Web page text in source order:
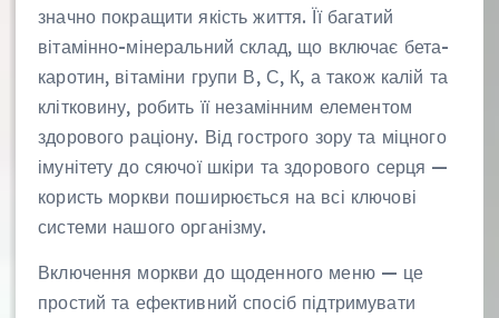
значно покращити якість життя. Її багатий
вітамінно-мінеральний склад, що включає бета-
каротин, вітаміни групи В, С, К, а також калій та
клітковину, робить її незамінним елементом
здорового раціону. Від гострого зору та міцного
імунітету до сяючої шкіри та здорового серця —
користь моркви поширюється на всі ключові
системи нашого організму.
Включення моркви до щоденного меню — це
простий та ефективний спосіб підтримувати